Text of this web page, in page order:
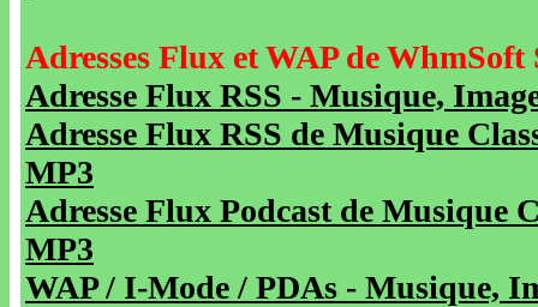
Adresses Flux et WAP de WhmSoft
Adresse Flux RSS - Musique,
Adresse Flux RSS de Musique
MP3
Adresse Flux Podcast de Musique
MP3
WAP / I-Mode / PDAs - Musique,